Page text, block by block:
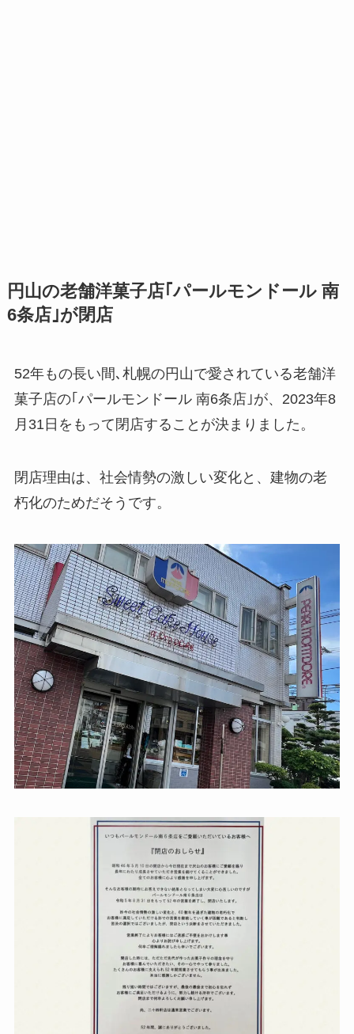
円山の老舗洋菓子店｢パールモンドール 南
6条店｣が閉店
52年もの長い間､札幌の円山で愛されている老舗洋
菓子店の｢パールモンドール 南6条店｣が、2023年8
月31日をもって閉店することが決まりました。
閉店理由は、社会情勢の激しい変化と、建物の老
朽化のためだそうです。